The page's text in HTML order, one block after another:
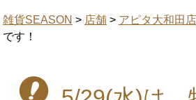
雑貨SEASON > 店舗 > アピタ大和田店
です！